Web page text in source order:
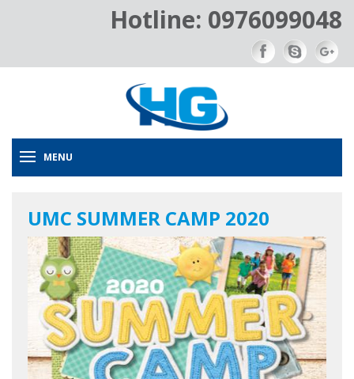
Hotline: 0976099048
MENU
UMC SUMMER CAMP 2020